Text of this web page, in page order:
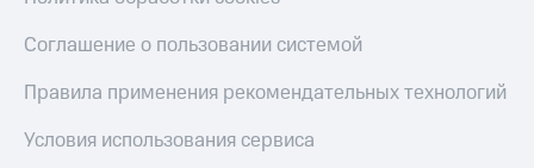
Соглашение о пользовании системой
Правила применения рекомендательных технологий
Условия использования сервиса